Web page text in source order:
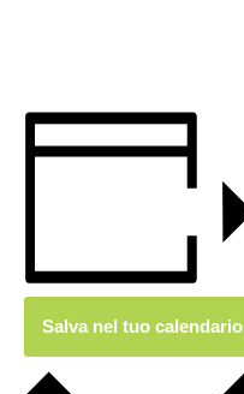
Salva nel tuo calendario